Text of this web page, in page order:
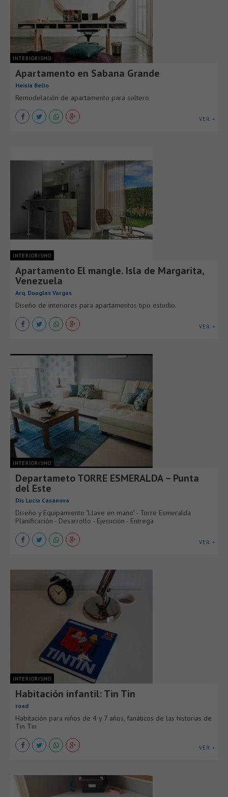
INTERIORISMO
Apartamento en Sabana Grande
Heisia Bello
Remodelación de apartamento para soltero
VER +
INTERIORISMO
Apartamento El mangle. Isla de Margarita,
Venezuela
Arq. Douglas Vargas
Diseño de interiores para apartamentos tipo estudio.
VER +
INTERIORISMO
Departameto TORRE ESMERALDA – Punta
del Este
Dis Lucia Casanova
Diseño y Equipamiento "Llave en mano" - Torre Esmeralda
Planificación - Desarrollo - Ejecución - Entrega
VER +
INTERIORISMO
Habitación infantil: Tin Tin
road
Habitación para niños de 4 y 7 años, fanáticos de las historias de
Tin Tin
VER +